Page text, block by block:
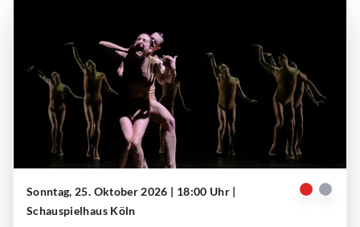
Sonntag, 25. Oktober 2026 | 18:00 Uhr |
Schauspielhaus Köln